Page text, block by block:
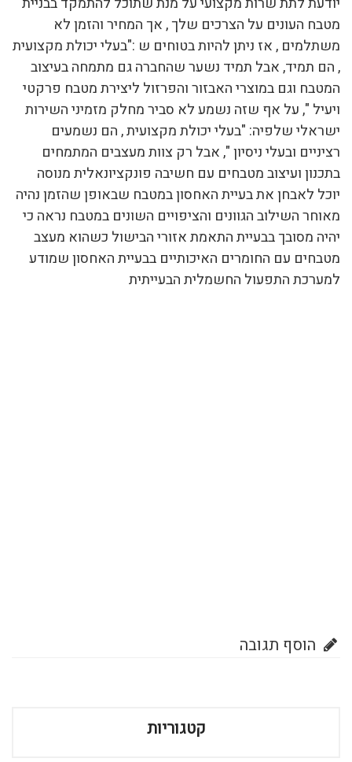
מטבח העונים על הצרכים שלך , אך המחיר והזמן לא
משתלמים , אז ניתן להיות בטוחים ש :"בעלי יכולת מקצועית
, הם תמיד, אבל תמיד נשער שהחברה גם מתמחה בעיצוב
המטבח וגם במוצרי האבזור והפרזול ליצירת מטבח פרקטי
ויעיל ", על אף שזה נשמע לא סביר מחלק מזמיני השירות
ישראלי שלפיה: "בעלי יכולת מקצועית , הם נשמעים
רציניים ובעלי ניסיון ", אבל רק צוות מעצבים המתמחים
בתכנון ועיצוב מטבחים עם חשיבה פונקציונאלית מנוסה
יוכל לאבחן את בעיית האחסון במטבח שבאופן שהזמן נהיה
מאוחר השילוב הגוונים והציפויים השונים במטבח נראה כי
יהיה מסובך בבעיית התאמת אזורי הבישול כשהוא מעצב
מטבחים עם החומרים האיכותיים בבעיית האחסון שמודע
למערכת התפעול החשמלית הבעייתית
הוסף תגובה
קטגוריות